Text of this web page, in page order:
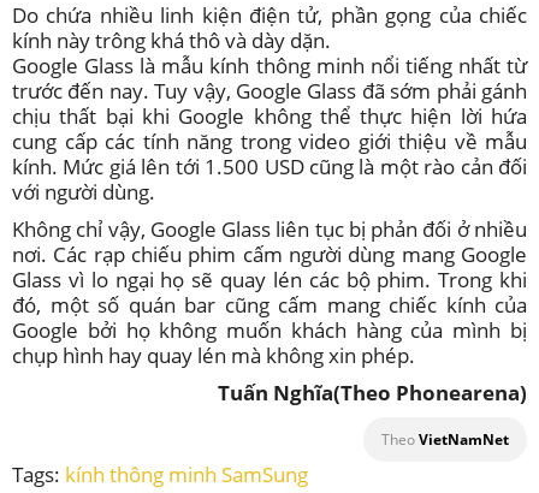
Do chứa nhiều linh kiện điện tử, phần gọng của chiếc
kính này trông khá thô và dày dặn.
Google Glass là mẫu kính thông minh nổi tiếng nhất từ
trước đến nay. Tuy vậy, Google Glass đã sớm phải gánh
chịu thất bại khi Google không thể thực hiện lời hứa
cung cấp các tính năng trong video giới thiệu về mẫu
kính. Mức giá lên tới 1.500 USD cũng là một rào cản đối
với người dùng.
Không chỉ vậy, Google Glass liên tục bị phản đối ở nhiều
nơi. Các rạp chiếu phim cấm người dùng mang Google
Glass vì lo ngại họ sẽ quay lén các bộ phim. Trong khi
đó, một số quán bar cũng cấm mang chiếc kính của
Google bởi họ không muốn khách hàng của mình bị
chụp hình hay quay lén mà không xin phép.
Tuấn Nghĩa(Theo Phonearena)
TheoVietNamNet
Tags: kính thông minh SamSung